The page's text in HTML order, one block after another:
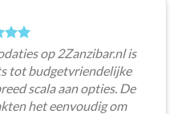
op 2Zanzibar.nl is
tot budgetvriendelijke
scala aan opties. De
het eenvoudig om